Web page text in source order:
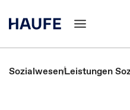
SozialwesenLeistungen